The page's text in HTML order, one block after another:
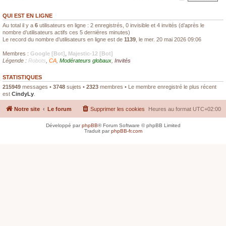
QUI EST EN LIGNE
Au total il y a 6 utilisateurs en ligne : 2 enregistrés, 0 invisible et 4 invités (d’après le
nombre d’utilisateurs actifs ces 5 dernières minutes)
Le record du nombre d’utilisateurs en ligne est de 1139 , le mer. 20 mai 2026 09:06
Membres : Google [Bot]
Majestic-12 [Bot]
Légende : Robots CA Modérateurs globaux Invités
STATISTIQUES
215949 messages • 3748 sujets • 2323 membres • Le membre enregistré le plus récent
est CindyLy
Notre site Le forum Heures au format UTC+02:00
Supprimer les cookies
Développé parphpBB® Forum Software © phpBB Limited
Traduit parphpBB-fr.com